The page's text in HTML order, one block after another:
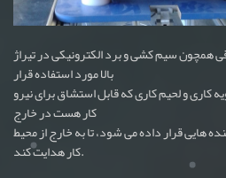
همچون سیم کشی و برد الکترونیکی در تیراژ
بالا مورد استفاده قرار
و لحیم کاری که قابل استشاق برای نیرو
کار هست در خارج
هایی قرار داده می شود، تا به خارج از محیط
کار هدایت کند.